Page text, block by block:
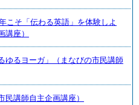
こそ「伝わる英語」を体験しよ
講座）
ゆるヨーガ」（まなびの市民講師
民講師自主企画講座）